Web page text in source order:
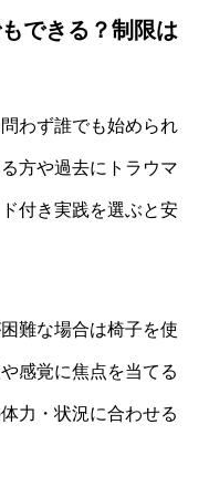
できる？制限は
わず誰でも始められ
方や過去にトラウマ
付き実践を選ぶと安
難な場合は椅子を使
感覚に焦点を当てる
力・状況に合わせる